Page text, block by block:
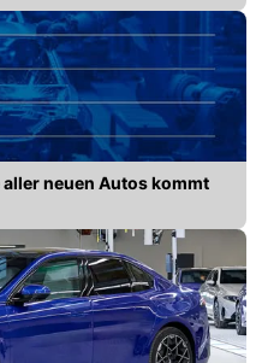
neuen Autos kommt